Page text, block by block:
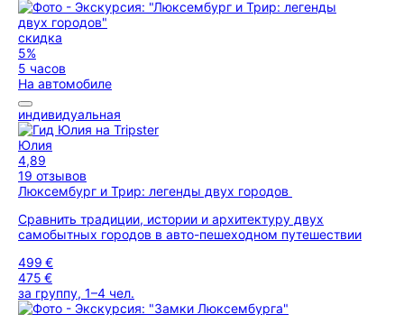
скидка
5%
5 часов
На автомобиле
индивидуальная
Юлия
4,89
19 отзывов
Люксембург и Трир: легенды двух городов
Сравнить традиции, истории и архитектуру двух
самобытных городов в авто-пешеходном путешествии
499 €
475 €
за группу, 1–4 чел.